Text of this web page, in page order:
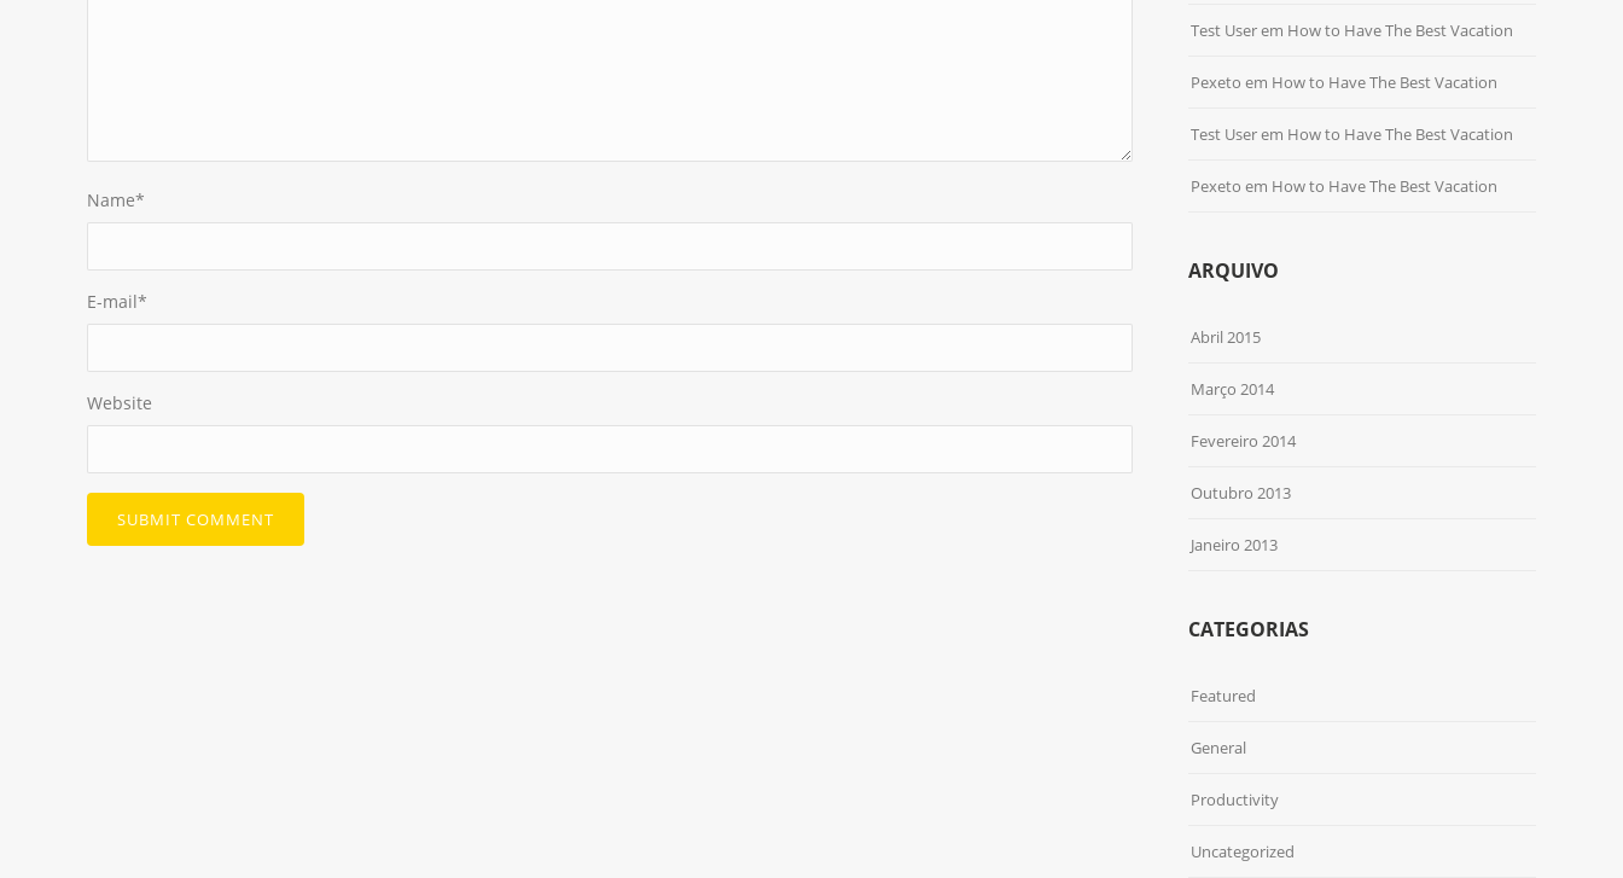
Name*
E-mail*
Website
Test Userem How to Have The Best Vacation
Pexeto em How to Have The Best Vacation
Test Userem How to Have The Best Vacation
Pexeto em How to Have The Best Vacation
ARQUIVO
Abril 2015
Março 2014
Fevereiro 2014
Outubro 2013
Janeiro 2013
CATEGORIAS
Featured
General
Productivity
Uncategorized